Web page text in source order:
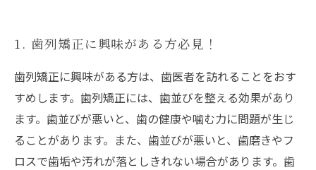
1. 歯列矯正に興味がある方必見！
歯列矯正に興味がある方は、歯医者を訪れることをおす
すめします。歯列矯正には、歯並びを整える効果があり
ます。歯並びが悪いと、歯の健康や噛む力に問題が生じ
ることがあります。また、歯並びが悪いと、歯磨きやフ
ロスで歯垢や汚れが落としきれない場合があります。歯